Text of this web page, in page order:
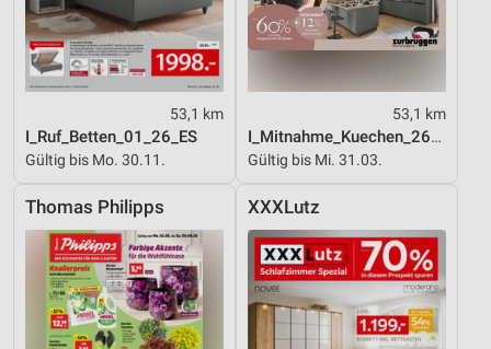
53,1 km
I_Ruf_Betten_01_26_ES
Gültig bis Mo. 30.11.
53,1 km
I_Mitnahme_Kuechen_26_ES
Gültig bis Mi. 31.03.
Thomas Philipps XXXLutz